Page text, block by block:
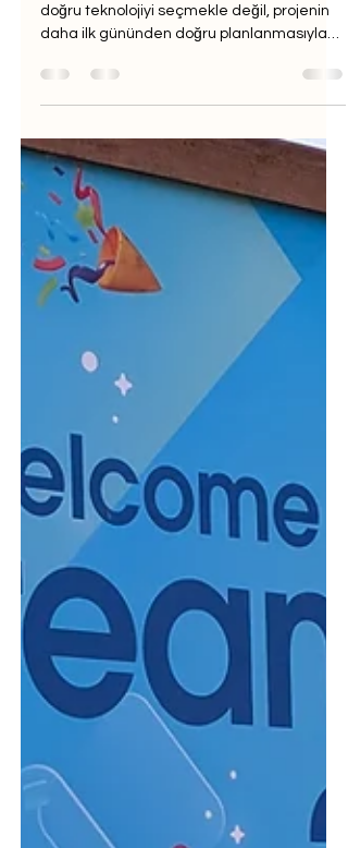
Bir Salesforce projesinin başarısı yalnızca
doğru teknolojiyi seçmekle değil, projenin
daha ilk gününden doğru planlanmasıyla
Fenerli ile Salesforce projelerinin yönetimi
esnasında karşılaşılan sorunları soru-
cevap formatı ile ele aldık.